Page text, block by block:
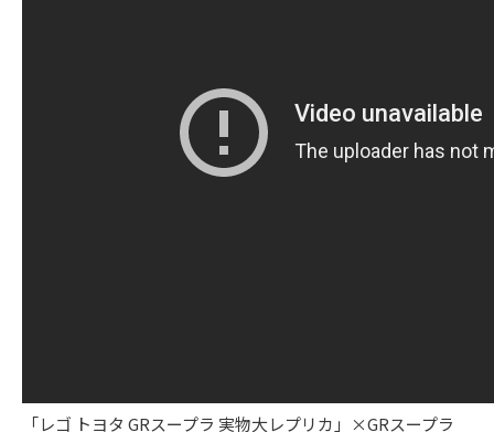
「レゴ トヨタ GRスープラ 実物大レプリカ」×GRスープラ